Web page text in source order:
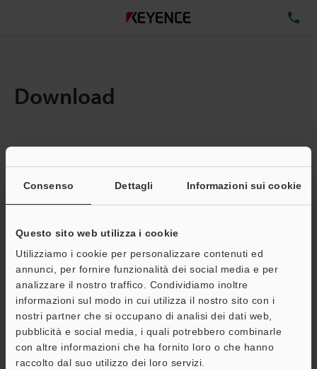
Consenso Dettagli Informazioni sui cookie
Questo sito web utilizza i cookie
Utilizziamo i cookie per personalizzare contenuti ed
annunci, per fornire funzionalità dei social media e per
analizzare il nostro traffico. Condividiamo inoltre
informazioni sul modo in cui utilizza il nostro sito con i
nostri partner che si occupano di analisi dei dati web,
pubblicità e social media, i quali potrebbero combinarle
con altre informazioni che ha fornito loro o che hanno
raccolto dal suo utilizzo dei loro servizi.
Download
Quantita: 1Dimensioni file totali:0.71MB
Indirizzo e-mail (obbligatorio)
Download